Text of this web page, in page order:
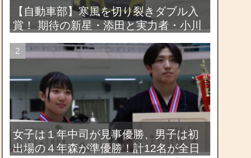
【自動車部】寒風を切り裂きダブル入
賞！ 期待の新星・添田と実力者・小川
大会2026
女子は１年中司が見事優勝、男子は初
出場の４年森が準優勝！計12名が全日